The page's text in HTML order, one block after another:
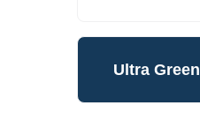
Ultra Green